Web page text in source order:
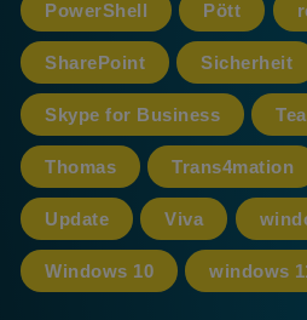
PowerShell Pött
SharePoint Sicherheit
Skype for Business
Thomas Trans4mation
Update Viva
Windows 10 windows